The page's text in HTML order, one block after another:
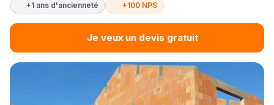
+1 ans d'ancienneté +100 NPS
Je veux un devis gratuit